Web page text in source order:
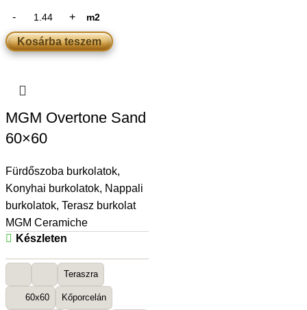
m2
Kosárba teszem
MGM Overtone Sand
60×60
Fürdőszoba burkolatok,
Konyhai burkolatok, Nappali
burkolatok, Terasz burkolat
MGM Ceramiche
Készleten
Teraszra
60x60 Kőporcelán